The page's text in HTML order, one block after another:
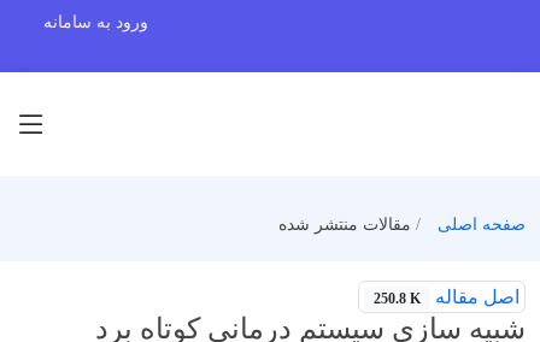
ورود به سامانه
صفحه اصلی مقالات منتشر شده
اصل مقاله 250.8 K
شبیه سازی سیستم درمانی کوتاه برد